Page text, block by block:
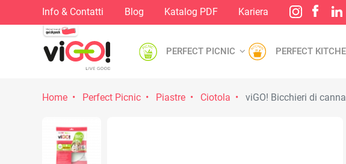
Info & Contatti Blog Katalog PDF Kariera
PERFECT PICNIC PERFECT
Home Perfect Picnic Piastre Ciotola viGO! Bicchieri di